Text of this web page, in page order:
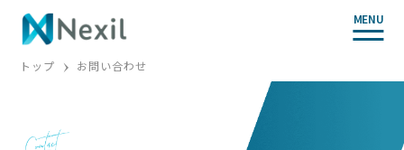
MENU
トップ お問い合わせ